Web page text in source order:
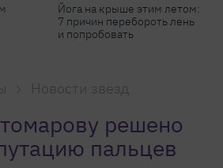
Готовь как шеф-повар: 6
профессиональных
секретов, которые помогут
Новости звезд
решено
пальцев